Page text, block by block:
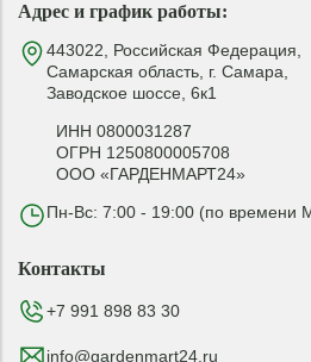
Адрес и график работы:
443022, Российская Федерация,
Самарская область, г. Самара,
Заводское шоссе, 6к1
ИНН 0800031287
ОГРН 1250800005708
ООО «ГАРДЕНМАРТ24»
Пн-Вс: 7:00 - 19:00 (по времени
Контакты
+7 991 898 83 30
info@gardenmart24.ru